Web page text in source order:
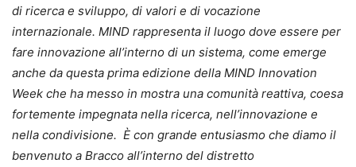
di ricerca e sviluppo, di valori e di vocazione
internazionale. MIND rappresenta il luogo dove essere per
fare innovazione all’interno di un sistema, come emerge
anche da questa prima edizione della MIND Innovation
Week che ha messo in mostra una comunità reattiva, coesa
fortemente impegnata nella ricerca, nell’innovazione e
nella condivisione. È con grande entusiasmo che diamo il
benvenuto a Bracco all’interno del distretto